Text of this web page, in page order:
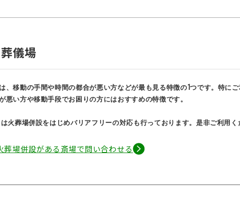
葬儀場
、移動の手間や時間の都合が悪い方などが最も見る特徴の1つです。特に
悪い方や移動手段でお困りの方にはおすすめの特徴です。
は火葬場併設をはじめバリアフリーの対応も行っております。是非ご利用
葬場併設がある斎場で問い合わせる